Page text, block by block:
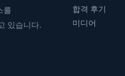
를
있습니다.
합격 후기
미디어